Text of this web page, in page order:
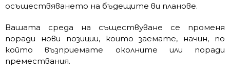
осъществяването на бъдещите ви планове.
Вашата среда на съществуване се променя
поради нови позиции, които заемате, начин, по
който възприемате околните или поради
премествания.